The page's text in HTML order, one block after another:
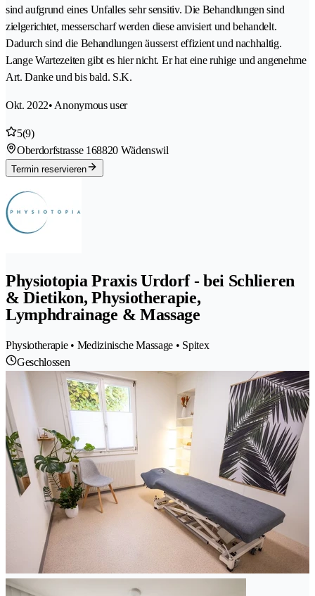
sind aufgrund eines Unfalles sehr sensitiv. Die Behandlungen sind
zielgerichtet, messerscharf werden diese anvisiert und behandelt.
Dadurch sind die Behandlungen äusserst effizient und nachhaltig.
Lange Wartezeiten gibt es hier nicht. Er hat eine ruhige und angenehme
Art. Danke und bis bald. S.K.
Okt. 2022• Anonymous user
5(9)
Oberdorfstrasse 168820 Wädenswil
Termin reservieren
Physiotopia Praxis Urdorf - bei Schlieren
& Dietikon, Physiotherapie,
Lymphdrainage & Massage
Physiotherapie • Medizinische Massage • Spitex
Geschlossen